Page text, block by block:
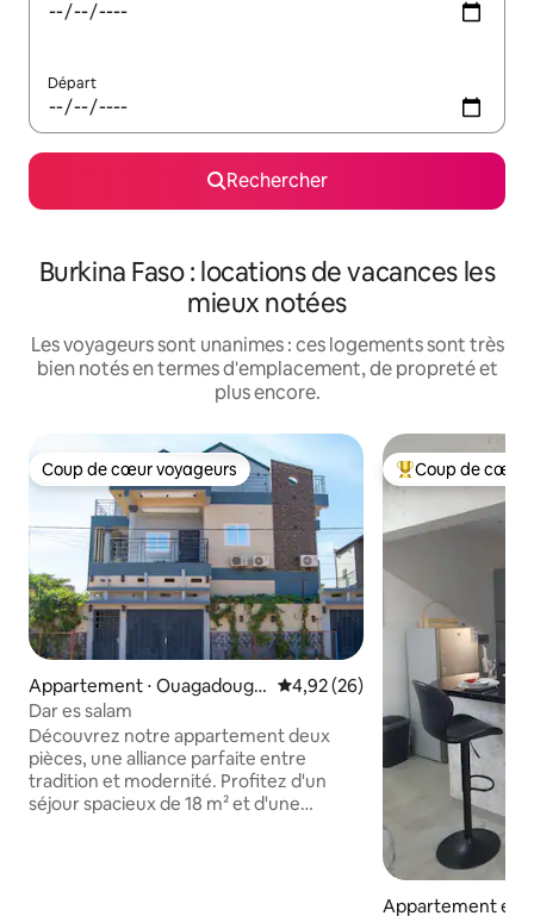
Départ
Rechercher
Burkina Faso : locations de vacances les
mieux notées
Les voyageurs sont unanimes : ces logements sont très
bien notés en termes d'emplacement, de propreté et
plus encore.
Coup de cœur voyageurs
Coup de cœur voyageurs
Appartement ⋅ Ouagadougo
u
Évaluation moyenne sur la
4,92 (26)
Dar es salam
Découvrez notre appartement deux
pièces, une alliance parfaite entre
tradition et modernité. Profitez d'un
séjour spacieux de 18 m² et d'une
Coups de cœur
Coup de cœur
Appartement en